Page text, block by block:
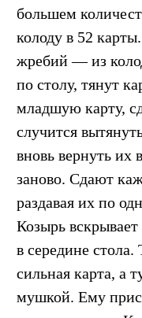
большем
колоду в 52
жребий — из
по столу, тянут
младшую карту,
случится
вновь вернуть их
заново. Сдают
раздавая их по
Козырь
в середине
сильная карта, а
мушкой. Ему